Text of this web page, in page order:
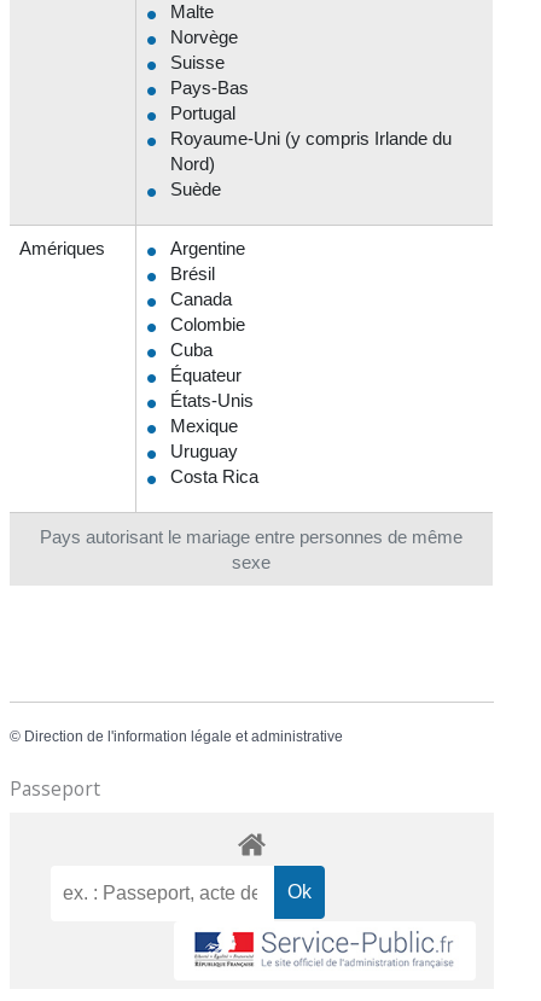
Pays autorisant le mariage entre personnes de même
sexe
Malte
Norvège
Suisse
Pays-Bas
Portugal
Royaume-Uni (y compris Irlande du
Nord)
Suède
Amériques
Argentine
Brésil
Canada
Colombie
Cuba
Équateur
États-Unis
Mexique
Uruguay
Costa Rica
© Direction de l'information légale et administrative
Passeport